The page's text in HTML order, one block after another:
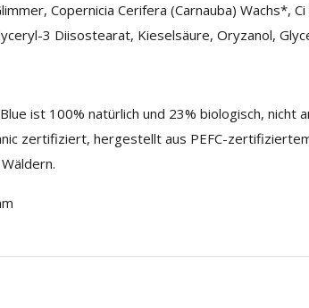
Copernicia Cerifera (Carnauba) Wachs*,
3 Diisostearat, Kieselsäure, Oryzanol,
ist 100% natürlich und 23% biologisch, nicht
zertifiziert, hergestellt aus PEFC-